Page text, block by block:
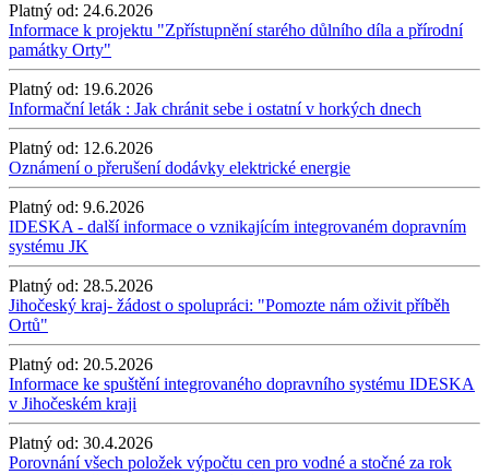
Platný od: 24.6.2026
Informace k projektu "Zpřístupnění starého důlního díla a přírodní
památky Orty"
Platný od: 19.6.2026
Informační leták : Jak chránit sebe i ostatní v horkých dnech
Platný od: 12.6.2026
Oznámení o přerušení dodávky elektrické energie
Platný od: 9.6.2026
IDESKA - další informace o vznikajícím integrovaném dopravním
systému JK
Platný od: 28.5.2026
Jihočeský kraj- žádost o spolupráci: "Pomozte nám oživit příběh
Ortů"
Platný od: 20.5.2026
Informace ke spuštění integrovaného dopravního systému IDESKA
v Jihočeském kraji
Platný od: 30.4.2026
Porovnání všech položek výpočtu cen pro vodné a stočné za rok